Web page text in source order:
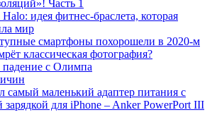
Часть 1
идея фитнес-браслета, которая
мир
смартфоны похорошели в 2020-м
классическая фотография?
падение с Олимпа
самый маленький адаптер питания с
зарядкой для iPhone – Anker PowerPort III